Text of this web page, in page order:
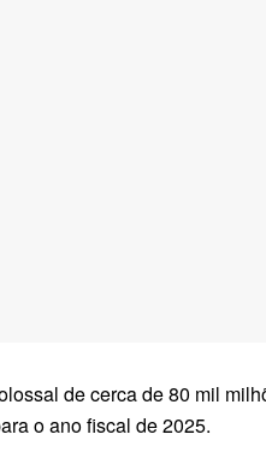
de cerca de 80 mil
o ano fiscal de 2025.